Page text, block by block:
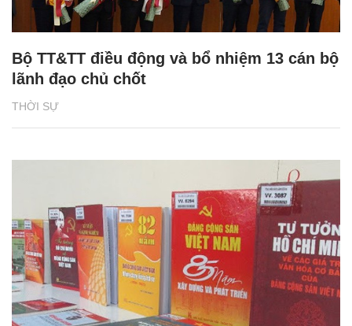
THỜI SỰ
Bộ TT&TT điều động và bổ nhiệm 13 cán bộ
lãnh đạo chủ chốt